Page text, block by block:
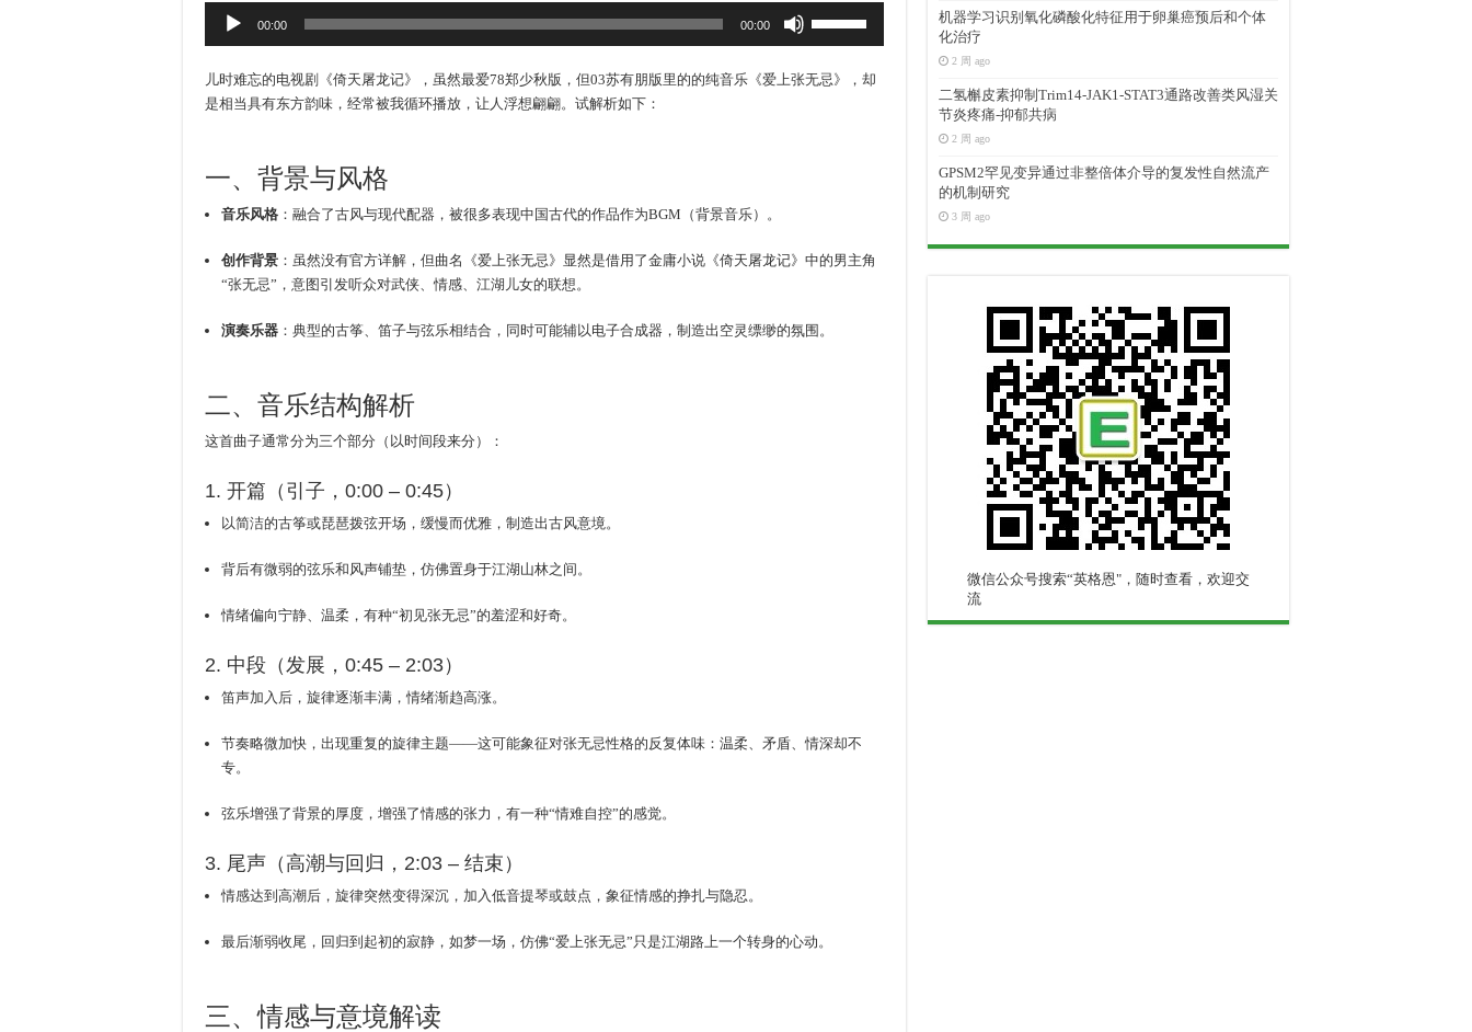
放
器
00:00 00:00
/
高
低
儿时难忘的电视剧《倚天屠龙记》，虽然最爱78郑少秋版，但03苏有朋版里的的纯音乐《爱上张无忌》，却
是相当具有东方韵味，经常被我循环播放，让人浮想翩翩。试解析如下：
一、背景与风格
音乐风格 ：融合了古风与现代配器，被很多表现中国古代的作品作为BGM（背景音乐）。
创作背景 ：虽然没有官方详解，但曲名《爱上张无忌》显然是借用了金庸小说《倚天屠龙记》中的男主角
“张无忌”，意图引发听众对武侠、情感、江湖儿女的联想。
演奏乐器 ：典型的古筝、笛子与弦乐相结合，同时可能辅以电子合成器，制造出空灵缥缈的氛围。
二、音乐结构解析
这首曲子通常分为三个部分（以时间段来分）：
1. 开篇（引子，0:00 – 0:45）
以简洁的古筝或琵琶拨弦开场，缓慢而优雅，制造出古风意境。
背后有微弱的弦乐和风声铺垫，仿佛置身于江湖山林之间。
情绪偏向宁静、温柔，有种“初见张无忌”的羞涩和好奇。
2. 中段（发展，0:45 – 2:03）
笛声加入后，旋律逐渐丰满，情绪渐趋高涨。
节奏略微加快，出现重复的旋律主题——这可能象征对张无忌性格的反复体味：温柔、矛盾、情深却不
专。
弦乐增强了背景的厚度，增强了情感的张力，有一种“情难自控”的感觉。
3. 尾声（高潮与回归，2:03 – 结束）
情感达到高潮后，旋律突然变得深沉，加入低音提琴或鼓点，象征情感的挣扎与隐忍。
最后渐弱收尾，回归到起初的寂静，如梦一场，仿佛“爱上张无忌”只是江湖路上一个转身的心动。
三、情感与意境解读
机器学习识别氧化磷酸化特征用于卵巢癌预后和个体
化治疗
2 周 ago
二氢槲皮素抑制Trim14-JAK1-STAT3通路改善类风湿关
节炎疼痛-抑郁共病
2 周 ago
GPSM2罕见变异通过非整倍体介导的复发性自然流产
的机制研究
3 周 ago
微信公众号搜索“英格恩"，随时查看，欢迎交
流